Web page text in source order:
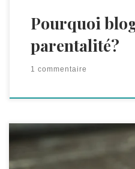
Pourquoi
parentalité?
1 commentaire
Lorsque Violaine du blog
proposé de participer au